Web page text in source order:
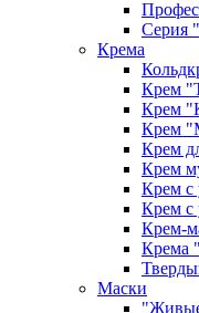
Серия
Крема
Крем
Крем
Крем
Крем
Крем
Крем с
Крем с
Крем-
Крема
Маски